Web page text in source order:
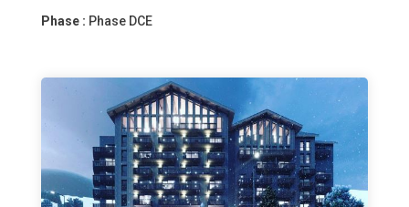
Phase : Phase DCE